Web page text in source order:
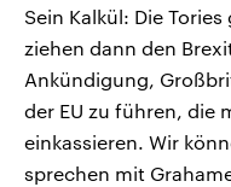
Sein Kalkül: Die
ziehen dann den
Ankündigung,
der EU zu führen, die
einkassieren. Wir
sprechen mit